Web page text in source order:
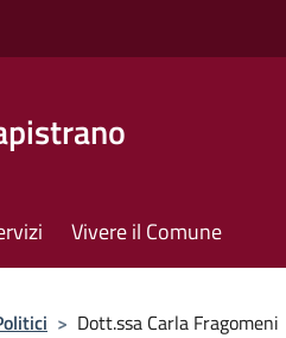
Vivere il Comune
> Dott.ssa Carla Fragomeni